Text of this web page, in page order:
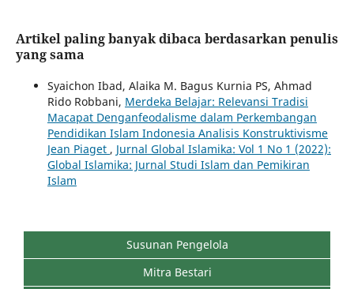
Artikel paling banyak dibaca berdasarkan penulis
yang sama
Syaichon Ibad, Alaika M. Bagus Kurnia PS, Ahmad
Rido Robbani, Merdeka Belajar: Relevansi Tradisi
Macapat Denganfeodalisme dalam Perkembangan
Pendidikan Islam Indonesia Analisis Konstruktivisme
Jean Piaget , Jurnal Global Islamika: Vol 1 No 1 (2022):
Global Islamika: Jurnal Studi Islam dan Pemikiran
Islam
Susunan Pengelola
Mitra Bestari